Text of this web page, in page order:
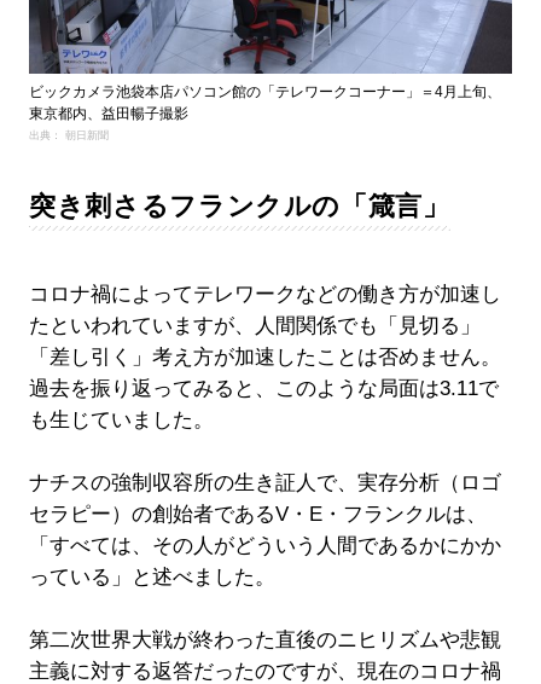
ビックカメラ池袋本店パソコン館の「テレワークコーナー」＝4月上旬、
東京都内、益田暢子撮影
出典： 朝日新聞
突き刺さるフランクルの「箴言」
コロナ禍によってテレワークなどの働き方が加速し
たといわれていますが、人間関係でも「見切る」
「差し引く」考え方が加速したことは否めません。
過去を振り返ってみると、このような局面は3.11で
も生じていました。
ナチスの強制収容所の生き証人で、実存分析（ロゴ
セラピー）の創始者であるV・E・フランクルは、
「すべては、その人がどういう人間であるかにかか
っている」と述べました。
第二次世界大戦が終わった直後のニヒリズムや悲観
主義に対する返答だったのですが、現在のコロナ禍